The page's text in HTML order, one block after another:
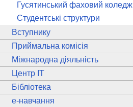
Гусятинський фаховий коледж
Студентські структури
Вступнику
Приймальна комісія
Міжнародна діяльність
Центр ІТ
Бібліотека
e-навчання